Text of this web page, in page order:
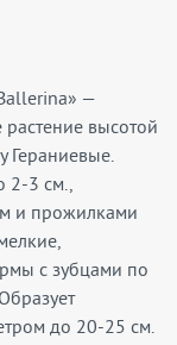
—
высотой
Гераниевые.
2-3 см.,
и прожилками
с зубцами по
до 20-25 см.